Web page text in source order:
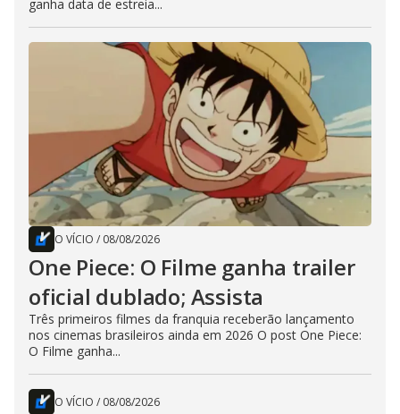
ganha data de estreia...
O VÍCIO / 08/08/2026
One Piece: O Filme ganha trailer
oficial dublado; Assista
Três primeiros filmes da franquia receberão lançamento
nos cinemas brasileiros ainda em 2026 O post One Piece:
O Filme ganha...
O VÍCIO / 08/08/2026